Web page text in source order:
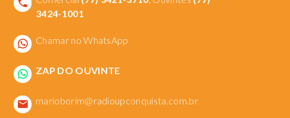
3424-1001
Chamar no WhatsApp
ZAP DO OUVINTE
marioborim@radioupconquista.com.br